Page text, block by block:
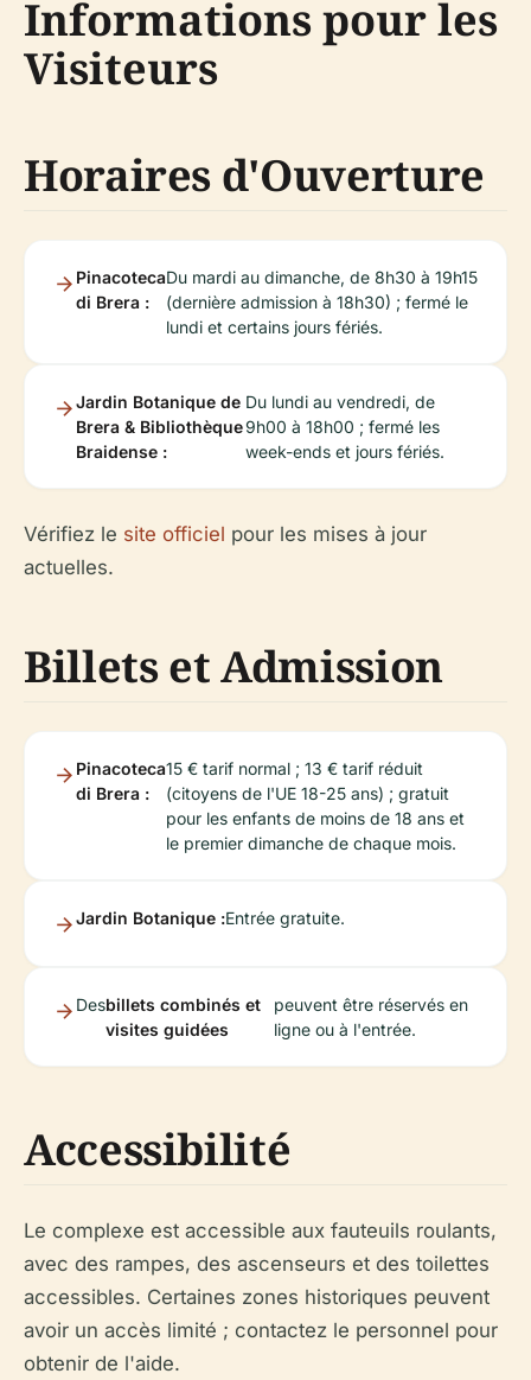
Informations pour les
Visiteurs
Horaires d'Ouverture
Pinacoteca
di Brera :
Du mardi au dimanche, de 8h30 à 19h15
(dernière admission à 18h30) ; fermé le
lundi et certains jours fériés.
Jardin Botanique de
Brera & Bibliothèque
Braidense :
Du lundi au vendredi, de
9h00 à 18h00 ; fermé les
week-ends et jours fériés.
Vérifiez le site officiel pour les mises à jour
actuelles.
Billets et Admission
Pinacoteca
di Brera :
15 € tarif normal ; 13 € tarif réduit
(citoyens de l'UE 18-25 ans) ; gratuit
pour les enfants de moins de 18 ans et
le premier dimanche de chaque mois.
Jardin Botanique :Entrée gratuite.
Desbillets combinés et
visites guidées
peuvent être réservés en
ligne ou à l'entrée.
Accessibilité
Le complexe est accessible aux fauteuils roulants,
avec des rampes, des ascenseurs et des toilettes
accessibles. Certaines zones historiques peuvent
avoir un accès limité ; contactez le personnel pour
obtenir de l'aide.